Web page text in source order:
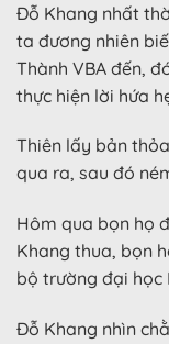
Đỗ Khang nhất
ta đương nhiên
Thành VBA đến,
thực hiện lời hứa
Thiên lấy bản
qua ra, sau đó
Hôm qua bọn họ
Khang thua, bọn
bộ trường đại học
Đỗ Khang nhìn